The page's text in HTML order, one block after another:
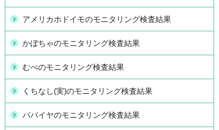
アメリカホドイモのモニタリング検査結果
かぼちゃのモニタリング検査結果
むべのモニタリング検査結果
くちなし(実)のモニタリング検査結果
パパイヤのモニタリング検査結果